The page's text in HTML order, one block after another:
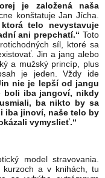
je založená naša
konštatuje Jan Jícha.
telo nevystavuje
ani prepchatí.“ Toto
síl, ktoré sa
Jin a jang alebo
a mužský princíp, plus
je jeden. Vždy ide
nie je lepší od jangu
boli iba jangoví, nikdy
ba nikto by sa
iba jinoví, naše telo by
vymyslieť.“
model stravovania.
a v knihách, tu